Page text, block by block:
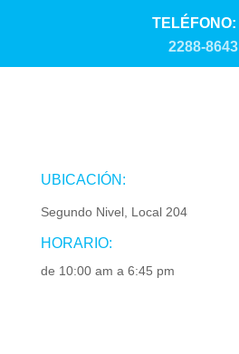
TELÉFONO:
2288-8643
UBICACIÓN:
Segundo Nivel, Local 204
HORARIO:
de 10:00 am a 6:45 pm